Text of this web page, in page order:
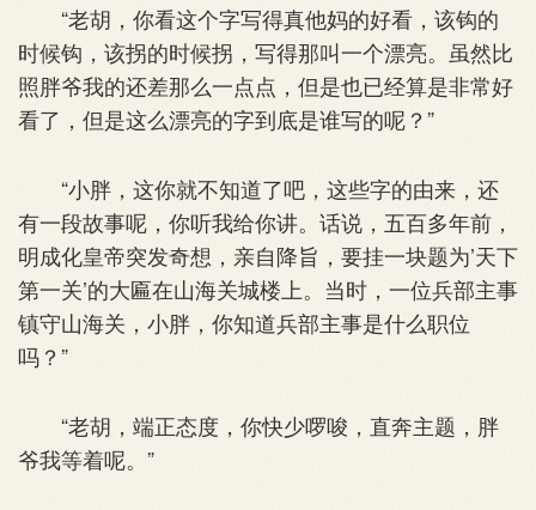
“老胡，你看这个字写得真他妈的好看，该钩的
时候钩，该拐的时候拐，写得那叫一个漂亮。虽然比
照胖爷我的还差那么一点点，但是也已经算是非常好
看了，但是这么漂亮的字到底是谁写的呢？”
“小胖，这你就不知道了吧，这些字的由来，还
有一段故事呢，你听我给你讲。话说，五百多年前，
明成化皇帝突发奇想，亲自降旨，要挂一块题为’天下
第一关’的大匾在山海关城楼上。当时，一位兵部主事
镇守山海关，小胖，你知道兵部主事是什么职位
吗？”
“老胡，端正态度，你快少啰唆，直奔主题，胖
爷我等着呢。”